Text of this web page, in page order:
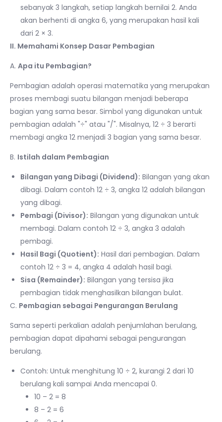
sebanyak 3 langkah, setiap langkah bernilai 2. Anda
akan berhenti di angka 6, yang merupakan hasil kali
dari 2 × 3.
II. Memahami Konsep Dasar Pembagian
A. Apa itu Pembagian?
Pembagian adalah operasi matematika yang merupakan
proses membagi suatu bilangan menjadi beberapa
bagian yang sama besar. Simbol yang digunakan untuk
pembagian adalah "÷" atau "/". Misalnya, 12 ÷ 3 berarti
membagi angka 12 menjadi 3 bagian yang sama besar.
B. Istilah dalam Pembagian
Bilangan yang Dibagi (Dividend): Bilangan yang akan
dibagi. Dalam contoh 12 ÷ 3, angka 12 adalah bilangan
yang dibagi.
Pembagi (Divisor): Bilangan yang digunakan untuk
membagi. Dalam contoh 12 ÷ 3, angka 3 adalah
pembagi.
Hasil Bagi (Quotient): Hasil dari pembagian. Dalam
contoh 12 ÷ 3 = 4, angka 4 adalah hasil bagi.
Sisa (Remainder): Bilangan yang tersisa jika
pembagian tidak menghasilkan bilangan bulat.
C. Pembagian sebagai Pengurangan Berulang
Sama seperti perkalian adalah penjumlahan berulang,
pembagian dapat dipahami sebagai pengurangan
berulang.
Contoh: Untuk menghitung 10 ÷ 2, kurangi 2 dari 10
berulang kali sampai Anda mencapai 0.
10 – 2 = 8
8 – 2 = 6